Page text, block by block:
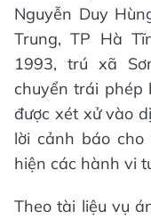
Nguyễn Duy
Trung, TP Hà
1993, trú xã
chuyển trái phép
được xét xử vào
lời cảnh báo
hiện các hành vi
Theo tài liệu vụ